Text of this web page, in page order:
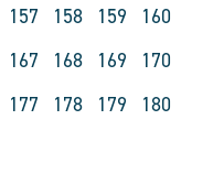
157 158 159
160
167 168 169
170
177 178 179
180